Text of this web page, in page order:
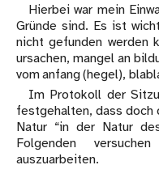
Hierbei war mein
Gründe sind. Es ist
nicht gefunden werden
ursachen, mangel an
vom anfang (hegel),
Im Protokoll der
festgehalten, dass doch
Natur “in der Natur
Folgenden
auszuarbeiten.